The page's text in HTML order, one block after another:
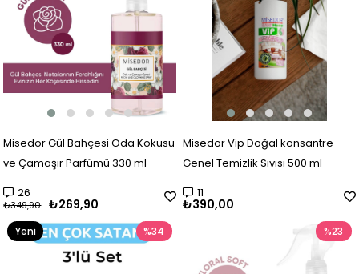
Misedor Gül Bahçesi Oda Kokusu
ve Çamaşır Parfümü 330 ml
26
₺269,90
₺349,90
Misedor Vip Doğal konsantre
Genel Temizlik Sıvısı 500 ml
11
₺390,00
%34
Yeni
%23